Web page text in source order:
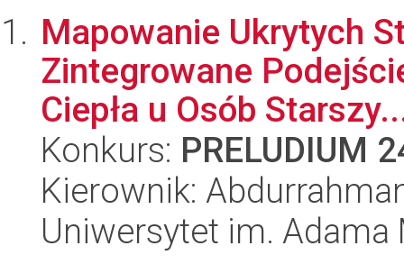
Mapowanie Ukrytych
Zintegrowane
Ciepła u Osób
Konkurs: PRELUDIUM
Kierownik:
Uniwersytet im.